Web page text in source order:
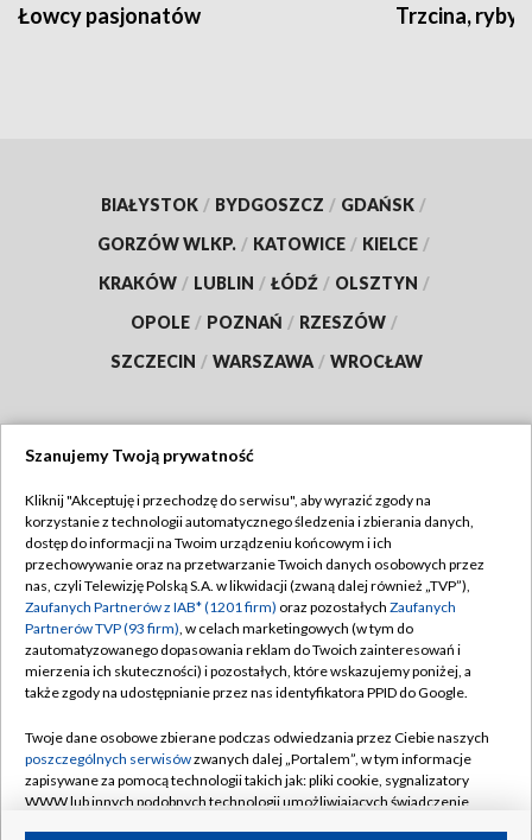
Łowcy pasjonatów Trzcina, ryby
BIAŁYSTOK / BYDGOSZCZ / GDAŃSK /
GORZÓW WLKP. / KATOWICE / KIELCE /
KRAKÓW / LUBLIN / ŁÓDŹ / OLSZTYN /
OPOLE / POZNAŃ / RZESZÓW /
SZCZECIN / WARSZAWA / WROCŁAW
TVP
Abonament TVP
Emisja w TVP
Centrum informacji TVP
Naziemna Telewizja Cyfrowa
Rada Programowa
System NOS
Informacje o nadawcy
Regulamin TVP
Polityka prywatności
Moje zgody
Pomoc
Kontakt
Szanujemy Twoją prywatność
Kliknij "Akceptuję i przechodzę do serwisu", aby wyrazić zgody na
korzystanie z technologii automatycznego śledzenia i zbierania danych,
dostęp do informacji na Twoim urządzeniu końcowym i ich
przechowywanie oraz na przetwarzanie Twoich danych osobowych przez
nas, czyli Telewizję Polską S.A. w likwidacji (zwaną dalej również „TVP”),
Zaufanych Partnerów z IAB* (1201 firm) oraz pozostałych Zaufanych
Partnerów TVP (93 firm), w celach marketingowych (w tym do
zautomatyzowanego dopasowania reklam do Twoich zainteresowań i
mierzenia ich skuteczności) i pozostałych, które wskazujemy poniżej, a
także zgody na udostępnianie przez nas identyfikatora PPID do Google.
Twoje dane osobowe zbierane podczas odwiedzania przez Ciebie naszych
poszczególnych serwisówzwanych dalej „Portalem”, w tym informacje
zapisywane za pomocą technologii takich jak: pliki cookie, sygnalizatory
WWW lub innych podobnych technologii umożliwiających świadczenie